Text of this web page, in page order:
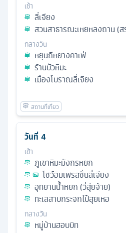
เช้า
ลี่เจียง
สวนสาธารณะเหยหลงถาน (ส
กลางวัน
หยุนถีหยางคาเฟ่
ร้านบัวหิมะ
เมืองโบราณลี่เจียง
วันที่ 4
เช้า
ภูเขาหิมะมังกรหยก
โชว์อิมเพรสชั่นลี่เจียง
อุทยานน้ำหยก (วี่สุ่ยจ้าย)
ทะเลสาบกระจกไป๋สุยเหอ
กลางวัน
หมู่บ้านฮอบบิท